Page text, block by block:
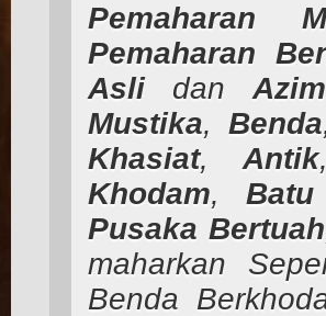
Pemaharan
Pemaharan
Aslidan
Mustika,Benda
Khasiat,Antik
Khodam,
Pusaka Bertuah
maharkan
Benda